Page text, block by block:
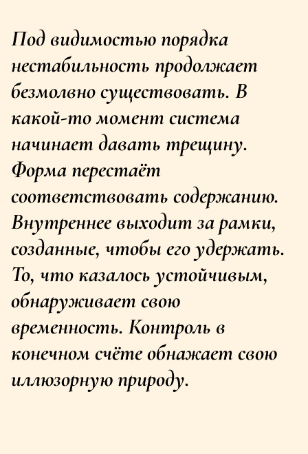
Под видимостью порядка
нестабильность продолжает
безмолвно существовать. В
какой-то момент система
начинает давать трещину.
Форма перестаёт
соответствовать содержанию.
Внутреннее выходит за рамки,
созданные, чтобы его удержать.
То, что казалось устойчивым,
обнаруживает свою
временность. Контроль в
конечном счёте обнажает свою
иллюзорную природу.